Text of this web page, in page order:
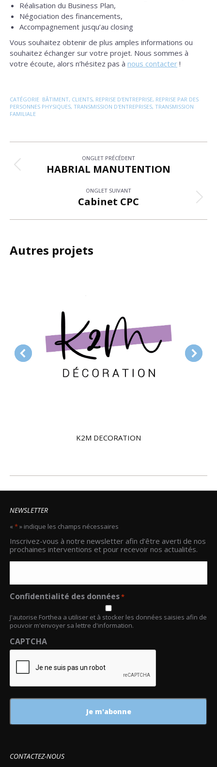
Réalisation du Business Plan,
Négociation des financements,
Accompagnement jusqu’au closing
Vous souhaitez obtenir de plus amples informations ou
souhaitez échanger sur votre projet. Nous sommes à
votre écoute, alors n’hésitez pas à nous contacter !
CATÉGORIE BÂTIMENT, CLIENTS, REPRISE D'ENTREPRISE, REPRISE PAR DES
PERSONNES PHYSIQUES, TRANSMISSION D'ENTREPRISES, TRANSMISSION
FAMILIALE
de
commentaire
ONGLET PRÉCÉDENT
Onglet
HABRIAL MANUTENTION
ONGLET SUIVANT
Projets
Cabinet CPC
Autres projets
K2M DECORATION
NEWSLETTER
« *» indique les champs nécessaires
*
Inscrivez-vous à notre newsletter afin d’être averti de nos
prochaines interventions et pour recevoir nos actualités.
Confidentialité des données*
J'autorise Forthea a utiliser et à stocker les données saisies afin de
pouvoir m'envoyer sa lettre d'information.
CAPTCHA
CONTACTEZ-NOUS